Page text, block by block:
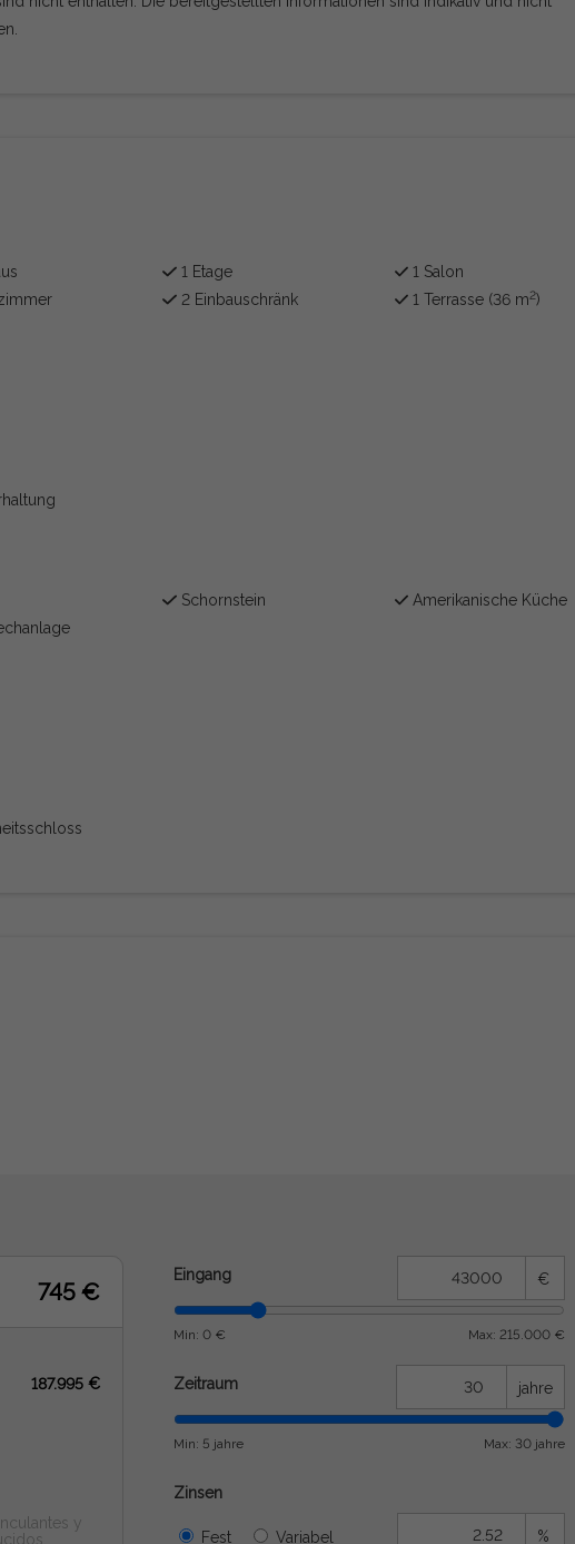
1 Etage
1 Salon
2 Einbauschränk 1 Terrasse (36 m2)
Schornstein
Amerikanische Küche
Eingang €
Min: 0 € Max: 215.000 €
Zeitraum jahre
Min: 5 jahre Max: 30 jahre
Zinsen
Fest Variabel %
745 €
187.995 €
y